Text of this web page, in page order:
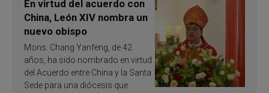
En virtud del acuerdo con
China, León XIV nombra un
nuevo obispo
Mons. Chang Yanfeng, de 42
años, ha sido nombrado en virtud
del Acuerdo entre China y la Santa
Sede para una diócesis que